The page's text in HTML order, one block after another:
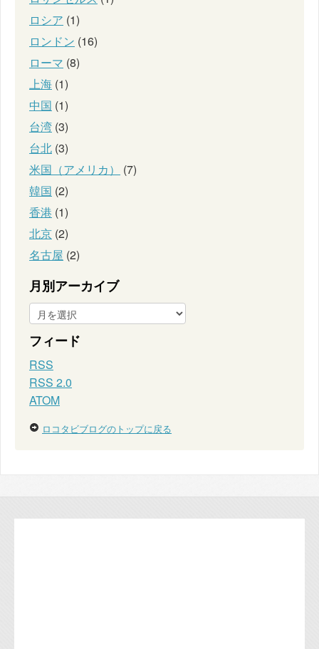
ロシア (1)
ロンドン (16)
ローマ (8)
上海 (1)
中国 (1)
台湾 (3)
台北 (3)
米国（アメリカ）
(7)
韓国 (2)
香港 (1)
北京 (2)
名古屋 (2)
月別アーカイブ
フィード
RSS
RSS 2.0
ATOM
ロコタビブログのトップに戻る